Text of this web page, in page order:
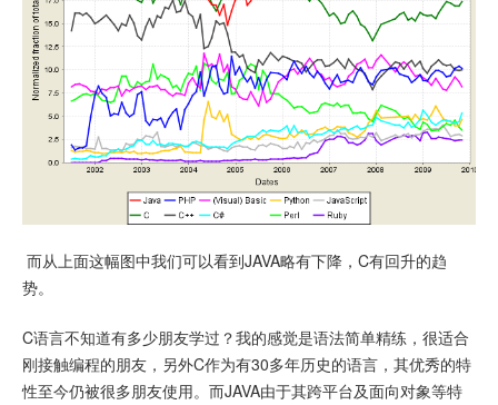
而从上面这幅图中我们可以看到JAVA略有下降，C有回升的趋
势。
C语言不知道有多少朋友学过？我的感觉是语法简单精练，很适合
刚接触编程的朋友，另外C作为有30多年历史的语言，其优秀的特
性至今仍被很多朋友使用。而JAVA由于其跨平台及面向对象等特